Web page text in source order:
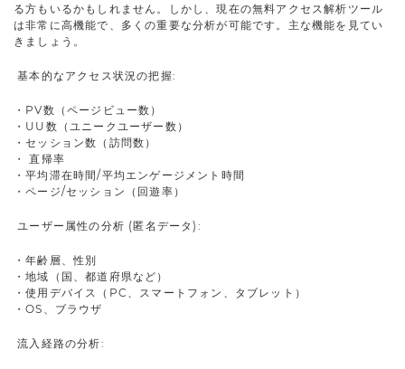
る方もいるかもしれません。しかし、現在の無料アクセス解析ツール
は非常に高機能で、多くの重要な分析が可能です。主な機能を見てい
きましょう。
基本的なアクセス状況の把握:
・PV数（ページビュー数）
・UU数（ユニークユーザー数）
・セッション数（訪問数）
・ 直帰率
・平均滞在時間/平均エンゲージメント時間
・ページ/セッション（回遊率）
ユーザー属性の分析 (匿名データ):
・年齢層、性別
・地域（国、都道府県など）
・使用デバイス（PC、スマートフォン、タブレット）
・OS、ブラウザ
流入経路の分析: